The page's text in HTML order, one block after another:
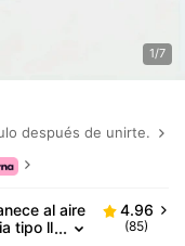
1/7
después de unirte.
al aire
tipo ll
4.96
(85)